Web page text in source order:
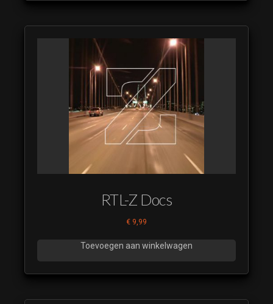
RTL-Z Docs
€ 9,99
Toevoegen aan winkelwagen